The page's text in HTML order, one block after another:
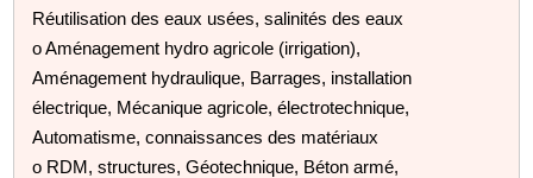
Réutilisation des eaux usées, salinités des eaux
o Aménagement hydro agricole (irrigation),
Aménagement hydraulique, Barrages, installation
électrique, Mécanique agricole, électrotechnique,
Automatisme, connaissances des matériaux
o RDM, structures, Géotechnique, Béton armé,